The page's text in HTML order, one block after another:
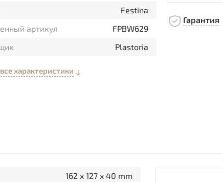
Festina
артикул
FPBW629
Plastoria
характеристики
Гарантия
162 x 127 x 40 mm